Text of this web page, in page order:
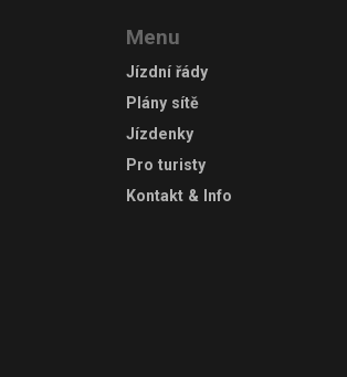
Menu
Jízdní řády
Plány sítě
Jízdenky
Pro turisty
Kontakt & Info